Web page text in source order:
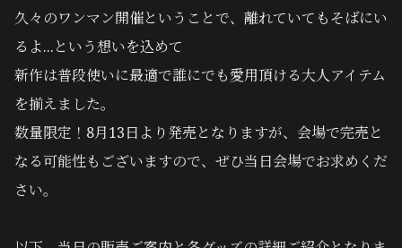
久々のワンマン開催ということで、離れていてもそばにい
るよ...という想いを込めて
新作は普段使いに最適で誰にでも愛用頂ける大人アイテム
を揃えました。
数量限定！8月13日より発売となりますが、会場で完売と
なる可能性もございますので、 ぜひ当日会場でお求めくだ
さい。